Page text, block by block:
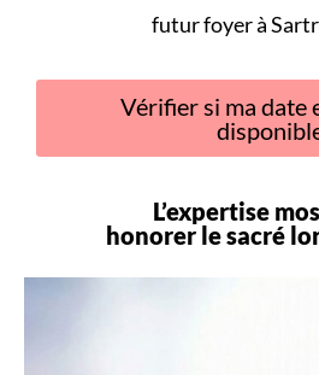
futur foyer à
Vérifier si ma date
L’expertise
honorer le sacré